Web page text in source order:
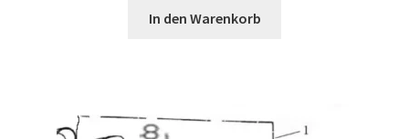
In den Warenkorb